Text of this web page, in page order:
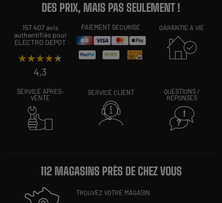
DES PRIX, MAIS PAS SEULEMENT !
157 407 avis
authentifiés pour
ELECTRO DEPOT
★★★★★
★★★★★
4,3
PAIEMENT SÉCURISÉ GARANTIE À VIE
SERVICE APRÈS-
VENTE
SERVICE CLIENT
QUESTIONS /
RÉPONSES
112 MAGASINS PRÈS DE CHEZ VOUS
TROUVEZ VOTRE MAGASIN